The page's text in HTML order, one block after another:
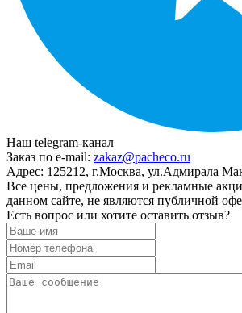
Наш telegram-канал
Заказ по e-mail: zakaz@pacheco.ru
Адрес: 125212, г.Москва, ул.Адмирала
Все цены, предложения и рекламные
данном сайте, не являются публичной
Есть вопрос или хотите оставить отзыв?